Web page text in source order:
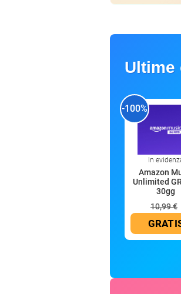
Ultime
-100%
In
Amazon
Unlimited
30gg
10,99 €